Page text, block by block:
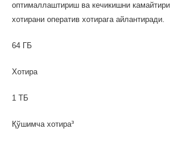
оптималлаштириш ва кечикишни
хотирани оператив хотирага айлантиради.
64 ГБ
Хотира
1 ТБ
Қўшимча хотира³